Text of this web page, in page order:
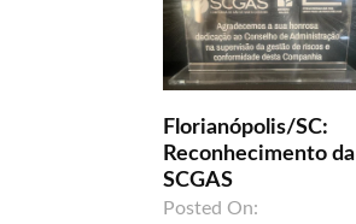
Florianópolis/SC:
Reconhecimento da
SCGAS
Posted On: